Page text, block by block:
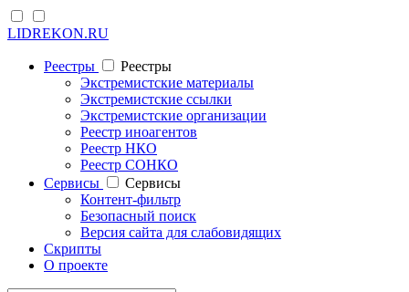
LIDREKON.RU
Реестры
Реестры
Экстремистские материалы
Экстремистские ссылки
Экстремистские организации
Реестр иноагентов
Реестр НКО
Реестр СОНКО
Cервисы
Cервисы
Контент-фильтр
Безопасный поиск
Версия сайта для слабовидящих
Скрипты
О проекте